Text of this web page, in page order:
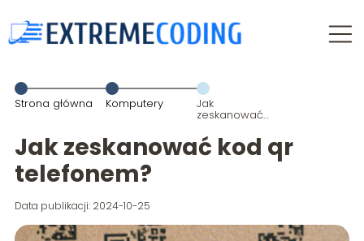
Strona główna Komputery Jak
zeskanować
telefonem?
Jak zeskanować kod qr
telefonem?
Data publikacji: 2024-10-25